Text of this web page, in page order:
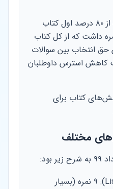
بخش الزامی شامل ۱۶ نمره از ۸۰ درصد اول کتاب
بخش اختیاری نیز ۴ نمره داشت که از کل کتاب
انتخاب بین سوالات
کاهش استرس داوطلبان
تمامی بخش‌های کتاب برای
مختلف
بخش شنیداری (Listening): ۹ نمره (بسیار